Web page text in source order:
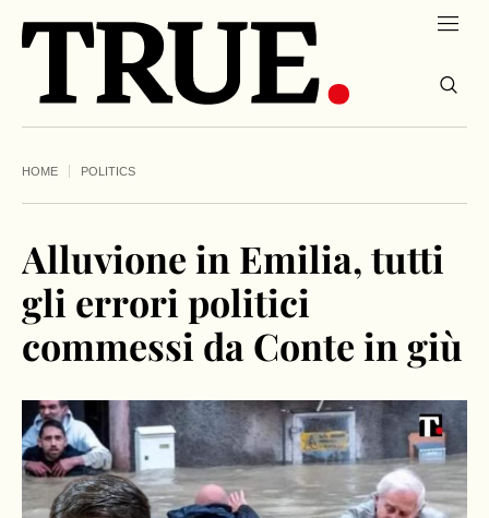
HOME POLITICS
Alluvione in Emilia, tutti
gli errori politici
commessi da Conte in giù